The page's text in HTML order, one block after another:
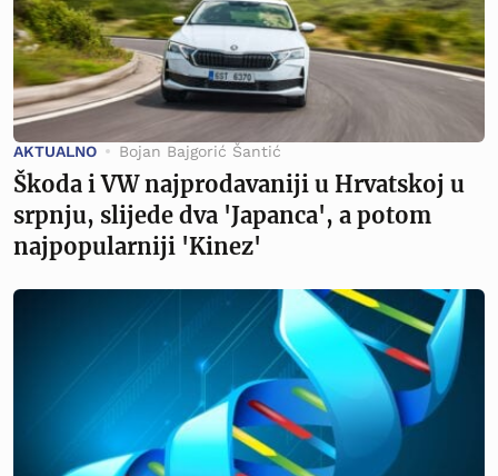
AKTUALNO Bojan Bajgorić Šantić
Škoda i VW najprodavaniji u Hrvatskoj u
srpnju, slijede dva 'Japanca', a potom
najpopularniji 'Kinez'